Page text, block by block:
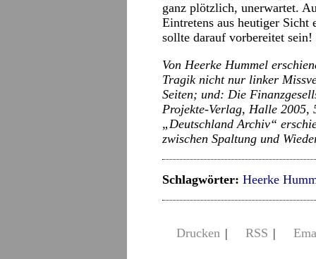
ganz plötzlich, unerwartet.
Eintretens aus heutiger
sollte darauf vorbereitet sein!
Von Heerke Hummel
Tragik nicht nur linker
Seiten; und: Die
Projekte-Verlag, Halle 2005,
„Deutschland Archiv“
zwischen Spaltung und
Schlagwörter: Heerke
Drucken | RSS |